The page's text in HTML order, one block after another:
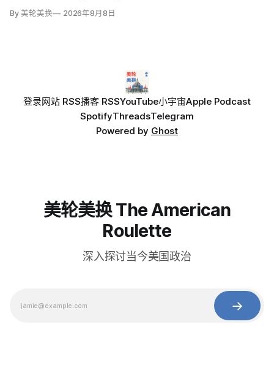
支付战争赔偿、释放被冻结资产，并停止攻击伊朗地区盟友及
By 美轮美换 2026年8月8日
登录网站 RSS播客 RSSYouTube小宇宙Apple Podcast
SpotifyThreadsTelegram
Powered by Ghost
美轮美换 The American
Roulette
深入探讨当今美国政治